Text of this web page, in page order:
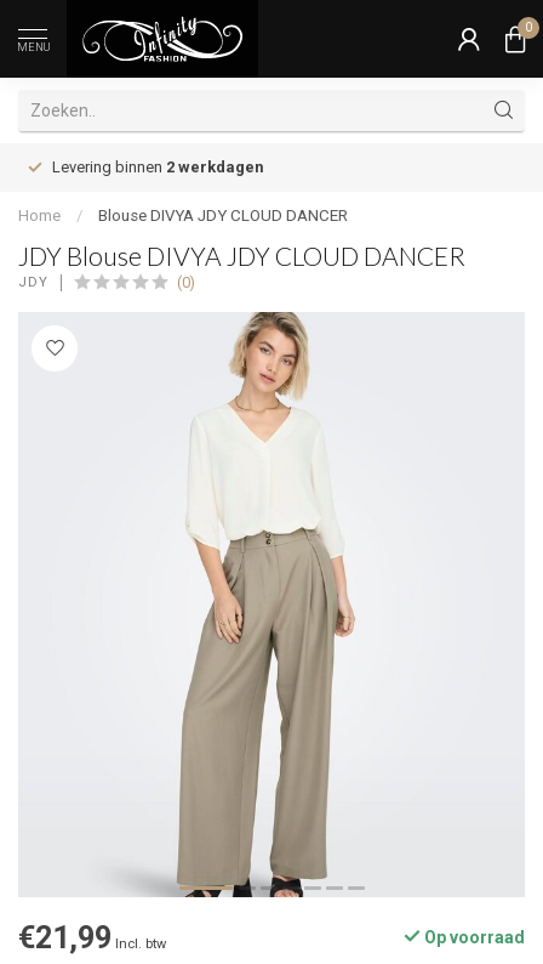
MENU
0
Levering binnen 2 werkdagen
Home / Blouse DIVYA JDY CLOUD DANCER
JDY Blouse DIVYA JDY CLOUD DANCER
JDY (0)
€21,99 Incl. btw Op voorraad